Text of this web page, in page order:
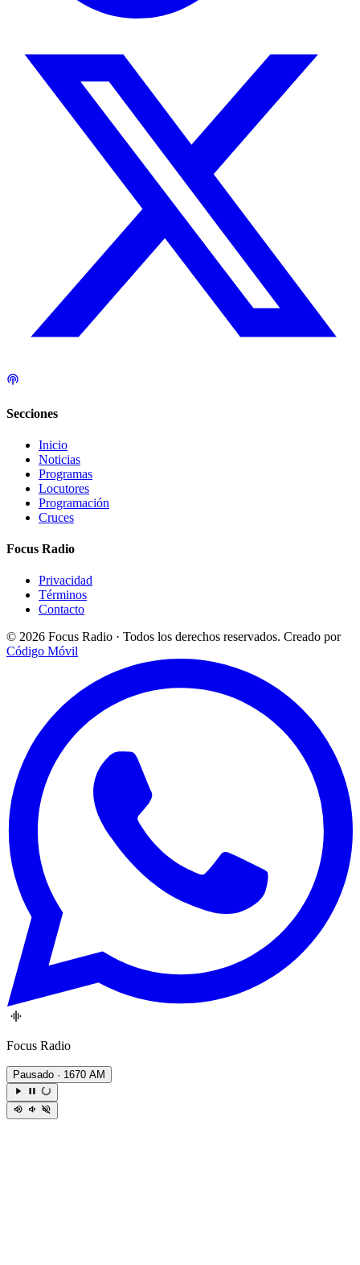
Secciones
Inicio
Noticias
Programas
Locutores
Programación
Cruces
Focus Radio
Privacidad
Términos
Contacto
© 2026 Focus Radio · Todos los derechos reservados. Creado por
Código Móvil
Focus Radio
Pausado · 1670 AM